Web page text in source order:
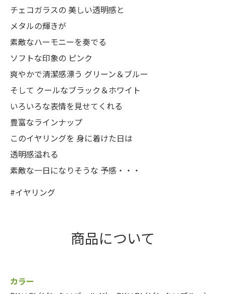
チェコガラスの 美しい透明感と
メタルの輝きが
素敵なハーモニーを奏でる
ソフトな印象の ピンク
爽やかで清潔感漂う グリーン＆ブルー
そして クールなブラック＆ホワイト
いろいろな表情を見せてくれる
豊富なラインナップ
このイヤリングを 身に着けた日は
透明感溢れる
素敵な一日になりそうな 予感・・・
#イヤリング
商品について
カラー